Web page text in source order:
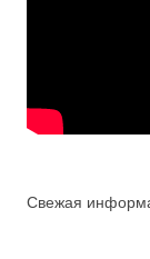
Свежая